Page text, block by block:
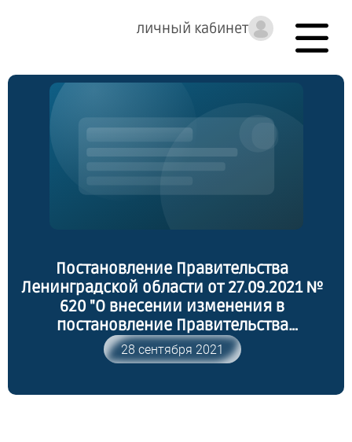
личный кабинет
Постановление Правительства
Ленинградской области от 27.09.2021 №
620 "О внесении изменения в
постановление Правительства
Ленинградской области от 19 декабря
2014 года № 599 "Об образовании
Ленинградской области по
28 сентября 2021